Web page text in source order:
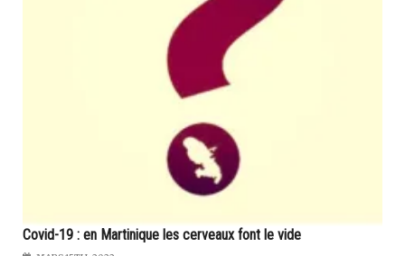
Covid-19 : en Martinique les cerveaux font le vide